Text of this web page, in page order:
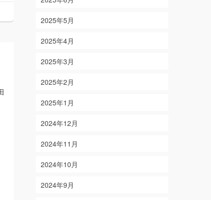
2025年5月
2025年4月
2025年3月
2025年2月
2025年1月
2024年12月
2024年11月
2024年10月
2024年9月